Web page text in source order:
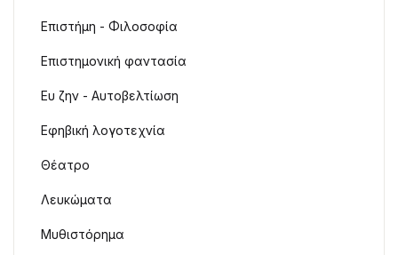
Επιστήμη - Φιλοσοφία
Επιστημονική φαντασία
Ευ ζην - Αυτοβελτίωση
Εφηβική λογοτεχνία
Θέατρο
Λευκώματα
Μυθιστόρημα